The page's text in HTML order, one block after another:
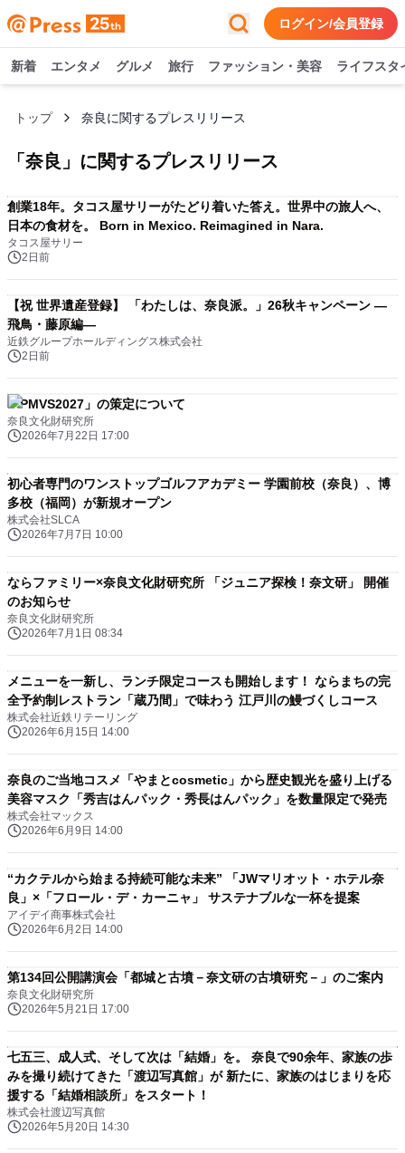
ログイン/会員登録
新着 エンタメ グルメ 旅行 ファッション・美容 ライフスタ
トップ 奈良に関するプレスリリース
「 奈良 」に関するプレスリリース
創業18年。タコス屋サリーがたどり着いた答え。世界中の旅人へ、
日本の食材を。 Born in Mexico. Reimagined in Nara.
タコス屋サリー
2日前
【祝 世界遺産登録】 「わたしは、奈良派。」26秋キャンペーン ―
飛鳥・藤原編―
近鉄グループホールディングス株式会社
2日前
「PMVS2027」の策定について
奈良文化財研究所
2026年7月22日 17:00
初心者専門のワンストップゴルフアカデミー 学園前校（奈良）、博
多校（福岡）が新規オープン
株式会社SLCA
2026年7月7日 10:00
ならファミリー×奈良文化財研究所 「ジュニア探検！奈文研」 開催
のお知らせ
奈良文化財研究所
2026年7月1日 08:34
メニューを一新し、ランチ限定コースも開始します！ ならまちの完
全予約制レストラン「蔵乃間」で味わう 江戸川の鰻づくしコース
株式会社近鉄リテーリング
2026年6月15日 14:00
奈良のご当地コスメ「やまとcosmetic」から歴史観光を盛り上げる
美容マスク「秀吉はんパック・秀長はんパック」を数量限定で発売
株式会社マックス
2026年6月9日 14:00
“カクテルから始まる持続可能な未来” 「JWマリオット・ホテル奈
良」×「フロール・デ・カーニャ」 サステナブルな一杯を提案
アイデイ商事株式会社
2026年6月2日 14:00
第134回公開講演会「都城と古墳－奈文研の古墳研究－」のご案内
奈良文化財研究所
2026年5月21日 17:00
七五三、成人式、そして次は「結婚」を。 奈良で90余年、家族の歩
みを撮り続けてきた「渡辺写真館」が 新たに、家族のはじまりを応
援する「結婚相談所」をスタート！
株式会社渡辺写真館
2026年5月20日 14:30